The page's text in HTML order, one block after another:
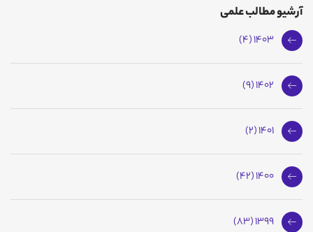
آرشیو مطالب علمی
1403 (4)
1402 (9)
1401 (2)
1400 (42)
1399 (83)